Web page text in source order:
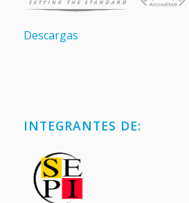
Descargas
INTEGRANTES DE: